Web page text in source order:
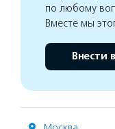
по любому
Вместе мы
Внести